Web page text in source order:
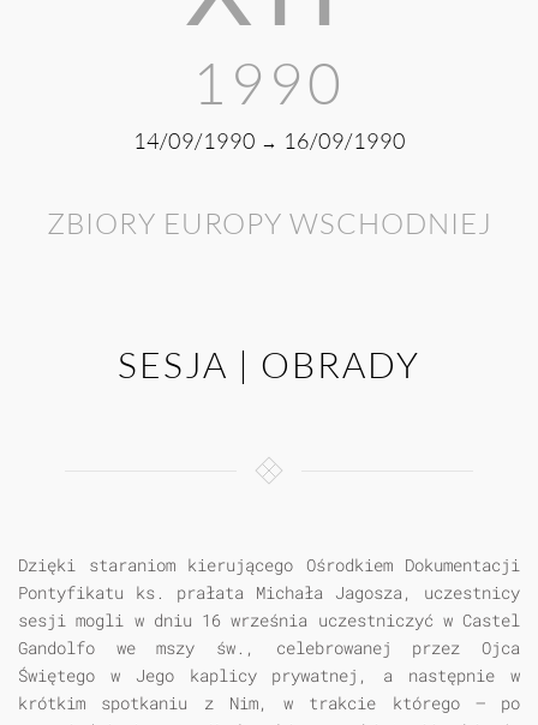
1990
14/09/1990 → 16/09/1990
ZBIORY EUROPY WSCHODNIEJ
SESJA | OBRADY
Dzięki staraniom kierującego Ośrodkiem Dokumentacji
Pontyfikatu ks. prałata Michała Jagosza, uczestnicy
sesji mogli w dniu 16 września uczestniczyć w Castel
Gandolfo we mszy św., celebrowanej przez Ojca
Świętego w Jego kaplicy prywatnej, a następnie w
krótkim spotkaniu z Nim, w trakcie którego — po